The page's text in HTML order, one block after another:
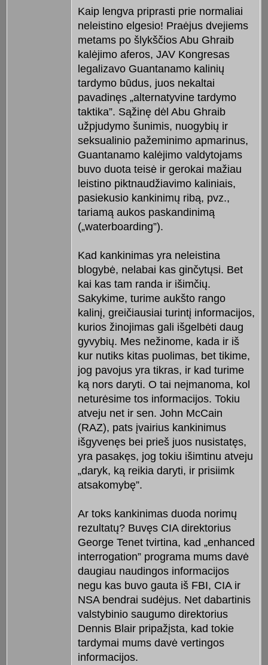
Kaip lengva priprasti prie normaliai
neleistino elgesio! Praėjus dvejiems
metams po šlykščios Abu Ghraib
kalėjimo aferos, JAV Kongresas
legalizavo Guantanamo kalinių
tardymo būdus, juos nekaltai
pavadinęs „alternatyvine tardymo
taktika”. Sąžinę dėl Abu Ghraib
užpjudymo šunimis, nuogybių ir
seksualinio pažeminimo apmarinus,
Guantanamo kalėjimo valdytojams
buvo duota teisė ir gerokai mažiau
leistino piktnaudžiavimo kaliniais,
pasiekusio kankinimų ribą, pvz.,
tariamą aukos paskandinimą
(„waterboarding”).
Kad kankinimas yra neleistina
blogybė, nelabai kas ginčytųsi. Bet
kai kas tam randa ir išimčių.
Sakykime, turime aukšto rango
kalinį, greičiausiai turintį informacijos,
kurios žinojimas gali išgelbėti daug
gyvybių. Mes nežinome, kada ir iš
kur nutiks kitas puolimas, bet tikime,
jog pavojus yra tikras, ir kad turime
ką nors daryti. O tai neįmanoma, kol
neturėsime tos informacijos. Tokiu
atveju net ir sen. John McCain
(RAZ), pats įvairius kankinimus
išgyvenęs bei prieš juos nusistatęs,
yra pasakęs, jog tokiu išimtinu atveju
„daryk, ką reikia daryti, ir prisiimk
atsakomybę”.
Ar toks kankinimas duoda norimų
rezultatų? Buvęs CIA direktorius
George Tenet tvirtina, kad „enhanced
interrogation” programa mums davė
daugiau naudingos informacijos
negu kas buvo gauta iš FBI, CIA ir
NSA bendrai sudėjus. Net dabartinis
valstybinio saugumo direktorius
Dennis Blair pripažįsta, kad tokie
tardymai mums davė vertingos
informacijos.